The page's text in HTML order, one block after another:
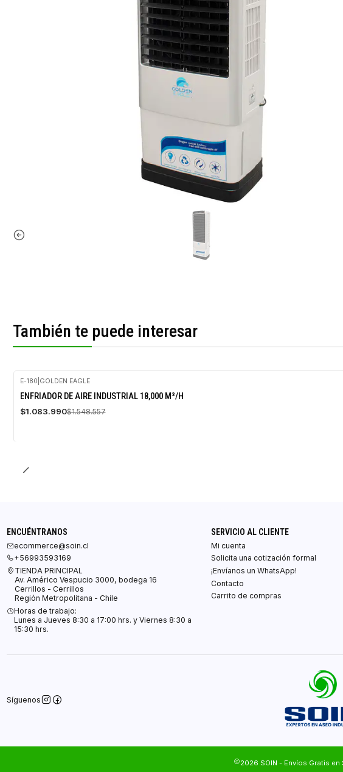
También te puede interesar
-30%
OFF
Agotado
E-180 GOLDEN EAGLE
ENFRIADOR DE AIRE INDUSTRIAL 18,000 M³/H
$1.083.990$1.548.557
ENCUÉNTRANOS
ecommerce@soin.cl
+56993593169
TIENDA PRINCIPAL
Av. Américo Vespucio 3000, bodega 16
Cerrillos - Cerrillos
Región Metropolitana - Chile
Horas de trabajo:
Lunes a Jueves 8:30 a 17:00 hrs. y Viernes 8:30 a
15:30 hrs.
SERVICIO AL CLIENTE
Mi cuenta
Solicita una cotización formal
¡Envíanos un WhatsApp!
Contacto
Carrito de compras
Síguenos
2026 SOIN - Envíos Gratis